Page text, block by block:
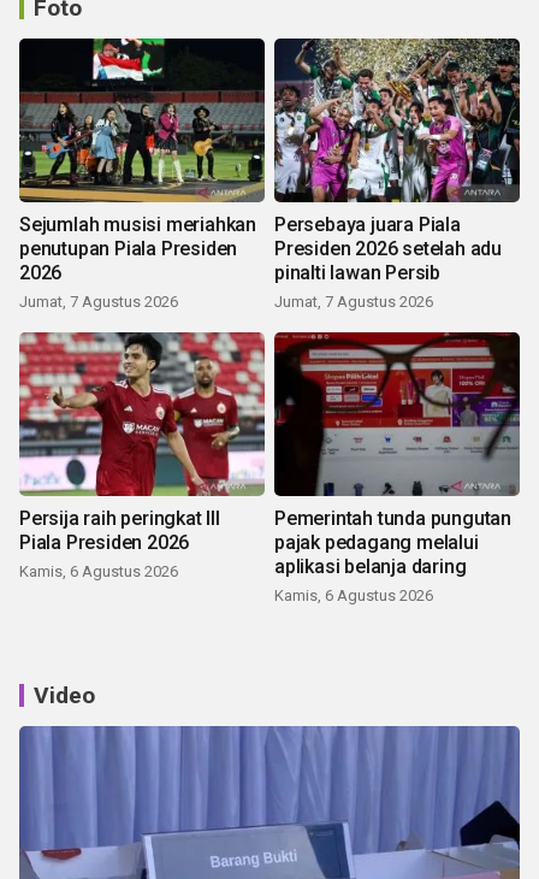
Foto
Sejumlah musisi meriahkan
penutupan Piala Presiden
2026
Jumat, 7 Agustus 2026
Persebaya juara Piala
Presiden 2026 setelah adu
pinalti lawan Persib
Jumat, 7 Agustus 2026
Persija raih peringkat III
Piala Presiden 2026
Kamis, 6 Agustus 2026
Pemerintah tunda pungutan
pajak pedagang melalui
aplikasi belanja daring
Kamis, 6 Agustus 2026
Video